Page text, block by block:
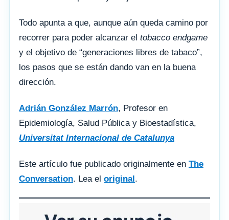
Todo apunta a que, aunque aún queda camino por
recorrer para poder alcanzar el tobacco endgame
y el objetivo de “generaciones libres de tabaco”,
los pasos que se están dando van en la buena
dirección.
Adrián González Marrón, Profesor en
Epidemiología, Salud Pública y Bioestadística,
Universitat Internacional de Catalunya
Este artículo fue publicado originalmente en The
Conversation. Lea el original.